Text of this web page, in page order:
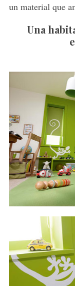
un material que
Una